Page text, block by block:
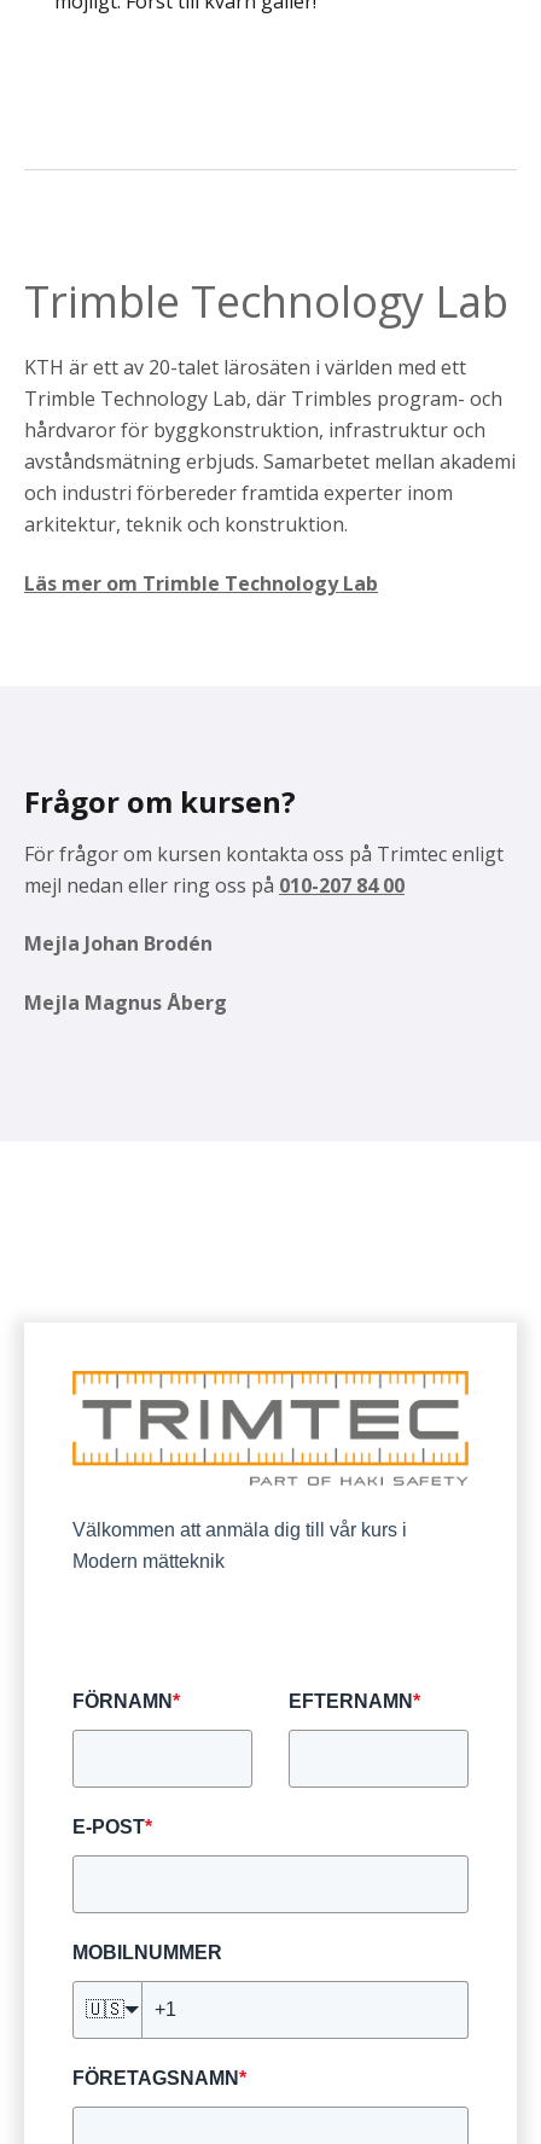
Trimble Technology Lab
KTH är ett av 20-talet lärosäten i världen med ett
Trimble Technology Lab, där Trimbles program- och
hårdvaror för byggkonstruktion, infrastruktur och
avståndsmätning erbjuds. Samarbetet mellan akademi
och industri förbereder framtida experter inom
arkitektur, teknik och konstruktion.
Läs mer om Trimble Technology Lab
Frågor om kursen?
För frågor om kursen kontakta oss på Trimtec enligt
mejl nedan eller ring oss på 010-207 84 00
Mejla Johan Brodén
Mejla Magnus Åberg
Välkommen att anmäla dig till vår kurs i
Modern mätteknik
FÖRNAMN* EFTERNAMN*
E-POST*
MOBILNUMMER
🇺🇸
FÖRETAGSNAMN*